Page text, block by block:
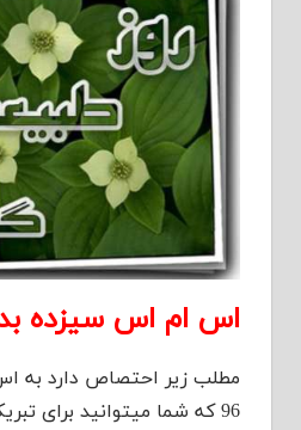
اس ام اس سیزده بدر
مطلب زیر احتصاص دارد به
96 که شما میتوانید برای